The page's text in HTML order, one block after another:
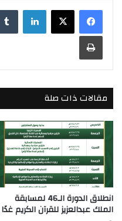
لينكدإن
طباعة
مقالات ذات صلة
انطلاق الدورة الـ46 لمسابقة
الملك عبدالعزيز للقرآن الكريم غدًا